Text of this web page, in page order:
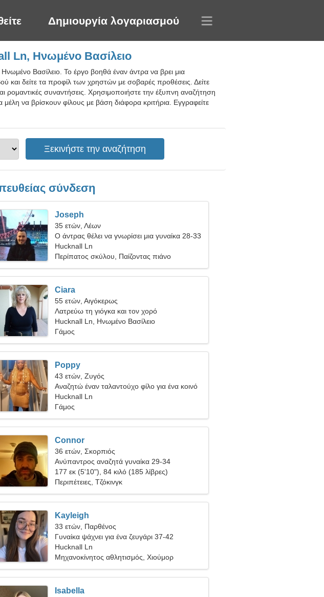
Δημιουργία λογαριασμού
Ln, Ηνωμένο Βασίλειο
Βασίλειο. Το έργο βοηθά έναν άντρα να βρει μια
και δείτε τα προφίλ των χρηστών με σοβαρές προθέσεις. Δείτε
ρομαντικές συναντήσεις. Χρησιμοποιήστε την έξυπνη αναζήτηση
να βρίσκουν φίλους με βάση διάφορα κριτήρια. Εγγραφείτε
σύνδεση
Joseph
35 ετών, Λέων
Ο άντρας θέλει να γνωρίσει μια γυναίκα 28-33
Hucknall Ln
Περίπατος σκύλου, Παίζοντας πιάνο
Ciara
55 ετών, Αιγόκερως
Λατρεύω τη γιόγκα και τον χορό
Hucknall Ln, Ηνωμένο Βασίλειο
Γάμος
Poppy
43 ετών, Ζυγός
Αναζητώ έναν ταλαντούχο φίλο για ένα κοινό
ταξίδι
Hucknall Ln
Γάμος
Connor
36 ετών, Σκορπιός
Ανύπαντρος αναζητά γυναίκα 29-34
177 εκ (5'10"), 84 κιλό (185 λίβρες)
Περιπέτειες, Τζόκινγκ
Kayleigh
33 ετών, Παρθένος
Γυναίκα ψάχνει για ένα ζευγάρι 37-42
Hucknall Ln
Μηχανοκίνητος αθλητισμός, Χιούμορ
Isabella